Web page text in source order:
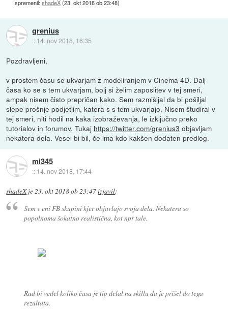
spremenil:shadeX(23. okt 2018 ob 23:48)
grenius
:: 14. nov 2018, 16:35
Pozdravljeni,
v prostem času se ukvarjam z modeliranjem v Cinema 4D. Dalj
časa ko se s tem ukvarjam, bolj si želim zaposlitev v tej smeri,
ampak nisem čisto prepričan kako. Sem razmišljal da bi pošiljal
slepe prošnje podjetjim, katera s s tem ukvarjajo. Nisem študiral v
tej smeri, niti hodil na kaka izobraževanja, le izključno preko
tutorialov in forumov. Tukaj https://twitter.com/grenius3 objavljam
nekatera dela. Vesel bi bil, če ima kdo kakšen dodaten predlog.
mi345
:: 14. nov 2018, 17:44
shadeXje23. okt 2018 ob 23:47izjavil:
Sem v eni FB skupini kjer objavlajo svoja dela. Nekatera so
popolnoma šokatno realistična, kot npr tale.
Rad bi vedel koliko časa je tip delal na skillu da je prišel do tega
rezultata.